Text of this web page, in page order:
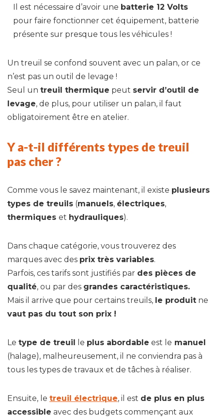
Il est nécessaire d’avoir une batterie 12 Volts
pour faire fonctionner cet équipement, batterie
présente sur presque tous les véhicules !
Un treuil se confond souvent avec un palan, or ce
n’est pas un outil de levage !
Seul un treuil thermique peut servir d’outil de
levage, de plus, pour utiliser un palan, il faut
obligatoirement être en atelier.
Y a-t-il différents types de treuil
pas cher ?
Comme vous le savez maintenant, il existe plusieurs
types de treuils (manuels, électriques,
thermiques et hydrauliques).
Dans chaque catégorie, vous trouverez des
marques avec des prix très variables.
Parfois, ces tarifs sont justifiés par des pièces de
qualité, ou par des grandes caractéristiques.
Mais il arrive que pour certains treuils, le produit ne
vaut pas du tout son prix !
Le type de treuil le plus abordable est le manuel
(halage), malheureusement, il ne conviendra pas à
tous les types de travaux et de tâches à réaliser.
Ensuite, le treuil électrique, il est de plus en plus
accessible avec des budgets commençant aux